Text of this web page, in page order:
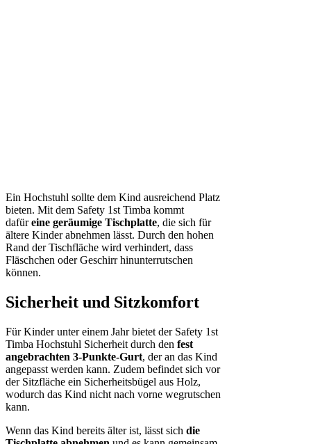
Ein Hochstuhl sollte dem Kind ausreichend Platz
bieten. Mit dem Safety 1st Timba kommt
dafüreine geräumige Tischplatte, die sich für
ältere Kinder abnehmen lässt. Durch den hohen
Rand der Tischfläche wird verhindert, dass
Fläschchen oder Geschirr hinunterrutschen
können.
Sicherheit und Sitzkomfort
Für Kinder unter einem Jahr bietet der Safety 1st
Timba Hochstuhl Sicherheit durch den fest
angebrachten 3-Punkte-Gurt, der an das Kind
angepasst werden kann. Zudem befindet sich vor
der Sitzfläche ein Sicherheitsbügel aus Holz,
wodurch das Kind nicht nach vorne wegrutschen
kann.
Wenn das Kind bereits älter ist, lässt sich die